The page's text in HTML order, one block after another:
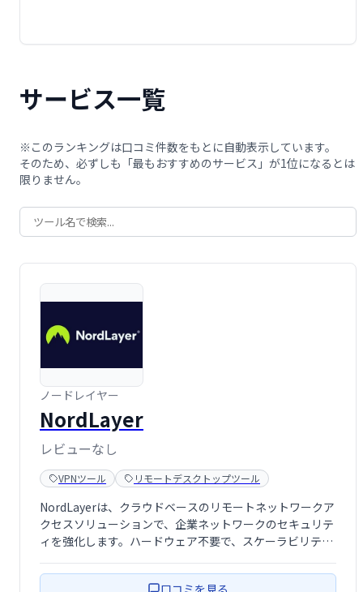
サービス一覧
※このランキングは口コミ件数をもとに自動表示しています。
そのため、必ずしも「最もおすすめのサービス」が1位になるとは
限りません。
ノードレイヤー
NordLayer
レビューなし
VPNツール リモートデスクトップツール
NordLayerは、クラウドベースのリモートネットワークア
クセスソリューションで、企業ネットワークのセキュリテ
ィを強化します。ハードウェア不要で、スケーラビリティ
スを提供します。柔軟なプラットフォームにより、ITイン